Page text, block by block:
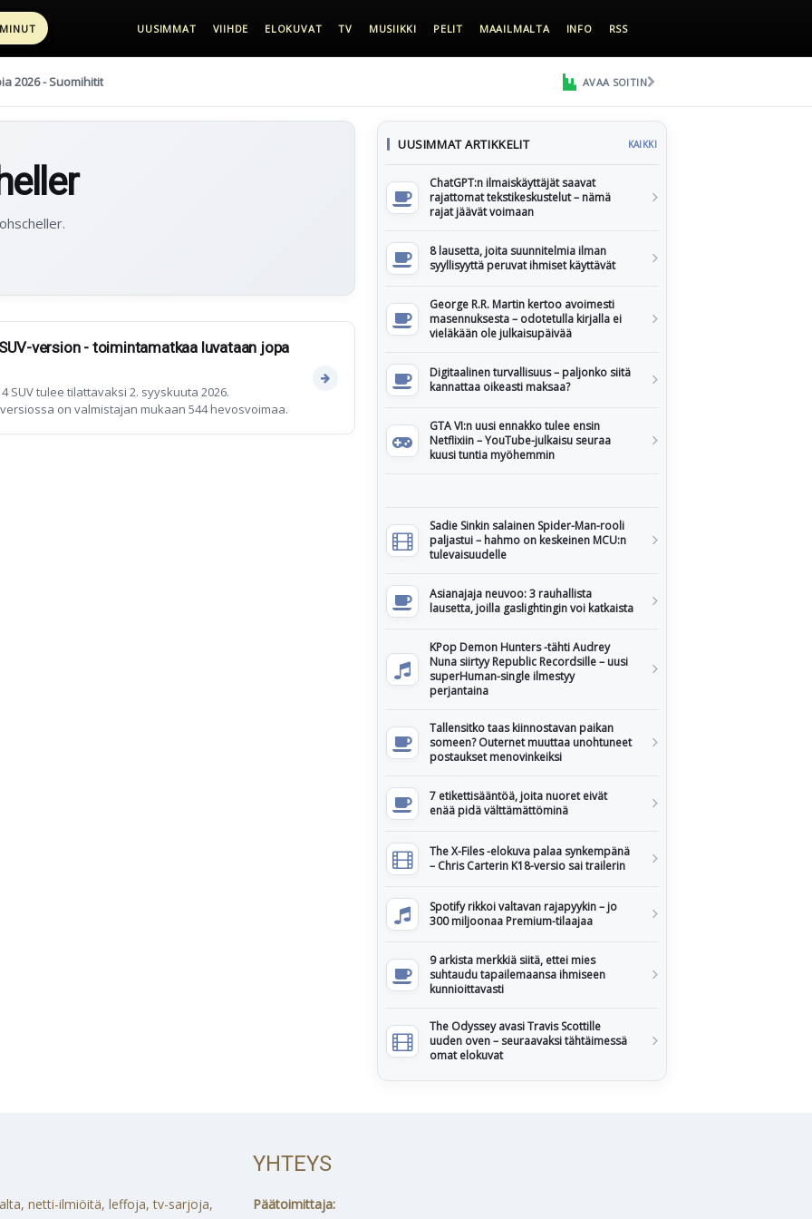
UUSIMMAT VIIHDE ELOKUVAT TV MUSIIKKI PELIT MAAILMALTA INFO RSS
2026 - Suomihitit AVAA SOITIN
version - toimintamatkaa luvataan jopa
SUV tulee tilattavaksi 2. syyskuuta 2026.
on valmistajan mukaan 544 hevosvoimaa.
UUSIMMAT ARTIKKELIT KAIKKI
ChatGPT:n ilmaiskäyttäjät saavat
rajattomat tekstikeskustelut – nämä
rajat jäävät voimaan
8 lausetta, joita suunnitelmia ilman
syyllisyyttä peruvat ihmiset käyttävät
George R.R. Martin kertoo avoimesti
masennuksesta – odotetulla kirjalla ei
vieläkään ole julkaisupäivää
Digitaalinen turvallisuus – paljonko siitä
kannattaa oikeasti maksaa?
GTA VI:n uusi ennakko tulee ensin
Netflixiin – YouTube-julkaisu seuraa
kuusi tuntia myöhemmin
Sadie Sinkin salainen Spider-Man-rooli
paljastui – hahmo on keskeinen MCU:n
tulevaisuudelle
Asianajaja neuvoo: 3 rauhallista
lausetta, joilla gaslightingin voi katkaista
KPop Demon Hunters -tähti Audrey
Nuna siirtyy Republic Recordsille – uusi
superHuman-single ilmestyy
perjantaina
Tallensitko taas kiinnostavan paikan
someen? Outernet muuttaa unohtuneet
postaukset menovinkeiksi
7 etikettisääntöä, joita nuoret eivät
enää pidä välttämättöminä
The X-Files -elokuva palaa synkempänä
– Chris Carterin K18-versio sai trailerin
Spotify rikkoi valtavan rajapyykin – jo
300 miljoonaa Premium-tilaajaa
9 arkista merkkiä siitä, ettei mies
suhtaudu tapailemaansa ihmiseen
kunnioittavasti
The Odyssey avasi Travis Scottille
uuden oven – seuraavaksi tähtäimessä
omat elokuvat
netti-ilmiöitä, leffoja, tv-sarjoja,
YHTEYS
Päätoimittaja: